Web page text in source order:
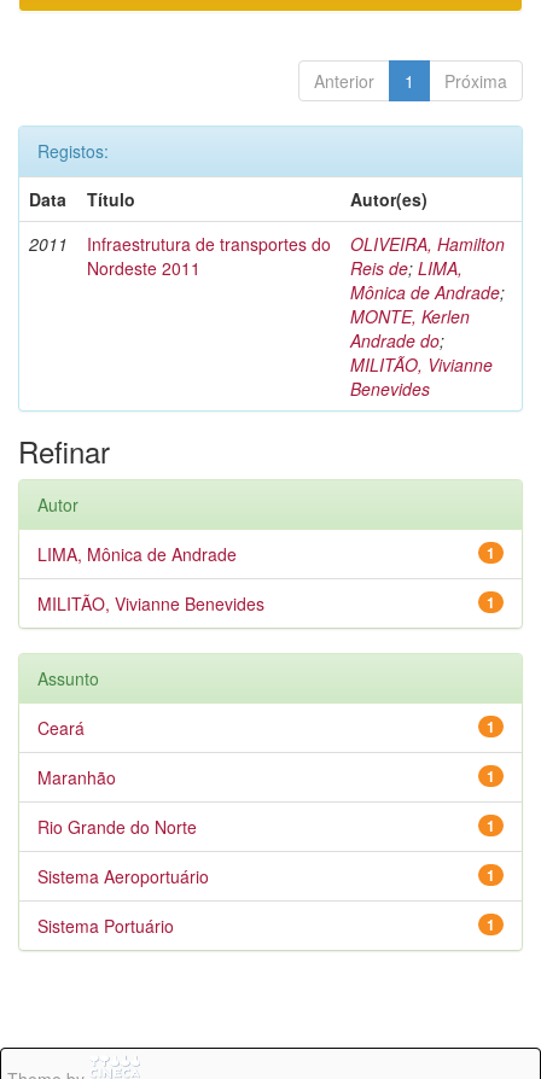
Anterior 1 Próxima
Registos:
Data
Título
Autor(es)
2011
Infraestrutura de transportes do
Nordeste 2011
OLIVEIRA, Hamilton
Reis de; LIMA,
Mônica de Andrade;
MONTE, Kerlen
Andrade do;
MILITÃO, Vivianne
Benevides
Refinar
Autor
1
LIMA, Mônica de Andrade
1
MILITÃO, Vivianne Benevides
Assunto
1
Ceará
1
Maranhão
1
Rio Grande do Norte
1
Sistema Aeroportuário
1
Sistema Portuário